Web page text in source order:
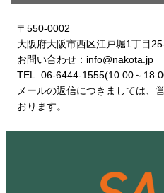
〒550-0002
大阪府大阪市西区江戸堀1丁目
お問い合わせ：info@nakota.jp
06-6444-1555(10:00～
メールの返信につきましては、
おります。